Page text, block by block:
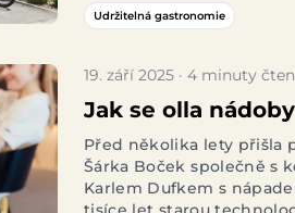
našeho projektu
který pomáhá gastro
Udržitelná gastronomie
19. září 2025 · 4 minuty
Jak se olla
Tuselie staly
rodiny
Před několika lety přišla
Šárka Boček společně s
Karlem Dufkem s